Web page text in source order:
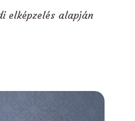
elképzelés alapján